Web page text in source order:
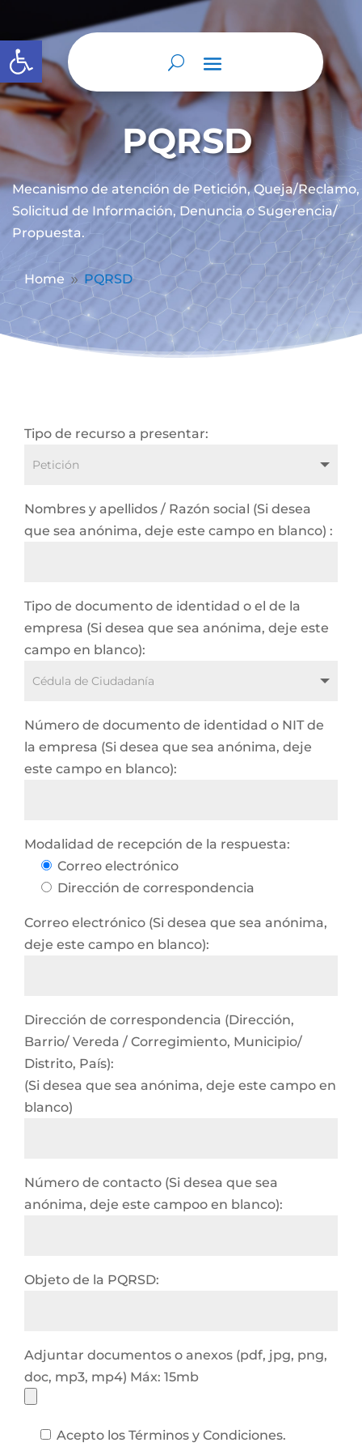
Abrir barra de herramientas
PQRSD
Mecanismo de atención de Petición, Queja/Reclamo,
Solicitud de Información, Denuncia o Sugerencia/
Propuesta.
Home 9 PQRSD
Tipo de recurso a presentar:
Nombres y apellidos / Razón social (Si desea
que sea anónima, deje este campo en blanco) :
Tipo de documento de identidad o el de la
empresa (Si desea que sea anónima, deje este
campo en blanco):
Número de documento de identidad o NIT de
la empresa (Si desea que sea anónima, deje
este campo en blanco):
Modalidad de recepción de la respuesta:
Correo electrónico
Dirección de correspondencia
Correo electrónico (Si desea que sea anónima,
deje este campo en blanco):
Dirección de correspondencia (Dirección,
Barrio/ Vereda / Corregimiento, Municipio/
Distrito, País):
(Si desea que sea anónima, deje este campo en
blanco)
Número de contacto (Si desea que sea
anónima, deje este campoo en blanco):
Objeto de la PQRSD:
Adjuntar documentos o anexos (pdf, jpg, png,
doc, mp3, mp4) Máx: 15mb
Acepto los Términos y Condiciones.